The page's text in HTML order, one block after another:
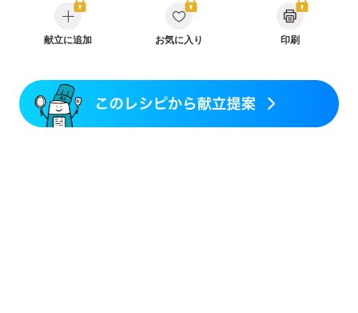
糖尿病性腎症（第２期）
糖尿病性腎症（第３期）
CKD（ステージ１）
CKD（ステージ２）
CKD（ステージ３a）
乳がん（抗がん剤治療中）
味の感じ方が変わった
骨粗しょう症
関節リウマチ
乾癬
フレイル（年齢に合わせた体作り）
献立に追加 お気に入り 印刷